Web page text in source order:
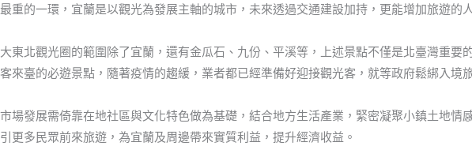
重的一環，宜蘭是以觀光為發展主軸的城市，未來透過交通建設加持，更能增加旅遊的
東北觀光圈的範圍除了宜蘭，還有金瓜石、九份、平溪等，上述景點不僅是北臺灣重要
來臺的必遊景點，隨著疫情的趨緩，業者都已經準備好迎接觀光客，就等政府鬆綁入境
場發展需倚靠在地社區與文化特色做為基礎，結合地方生活產業，緊密凝聚小鎮土地情
更多民眾前來旅遊，為宜蘭及周邊帶來實質利益，提升經濟收益。